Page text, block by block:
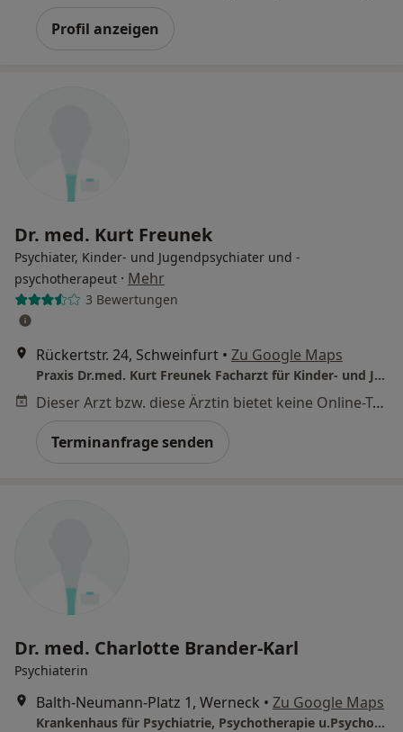
Profil anzeigen
Dr. med. Kurt Freunek
Psychiater, Kinder- und Jugendpsychiater und -
psychotherapeut · Mehr
3 Bewertungen
Rückertstr. 24, Schweinfurt • Zu Google Maps
Praxis Dr.med. Kurt Freunek Facharzt für Kinder- und Jugendpsychiatrie
Dieser Arzt bzw. diese Ärztin bietet keine Online-Terminbuchung an diesem Standort an.
Terminanfrage senden
Dr. med. Charlotte Brander-Karl
Psychiaterin
Balth-Neumann-Platz 1, Werneck • Zu Google Maps
Krankenhaus für Psychiatrie, Psychotherapie u.Psychosomatische Medizin Schloß Werneck